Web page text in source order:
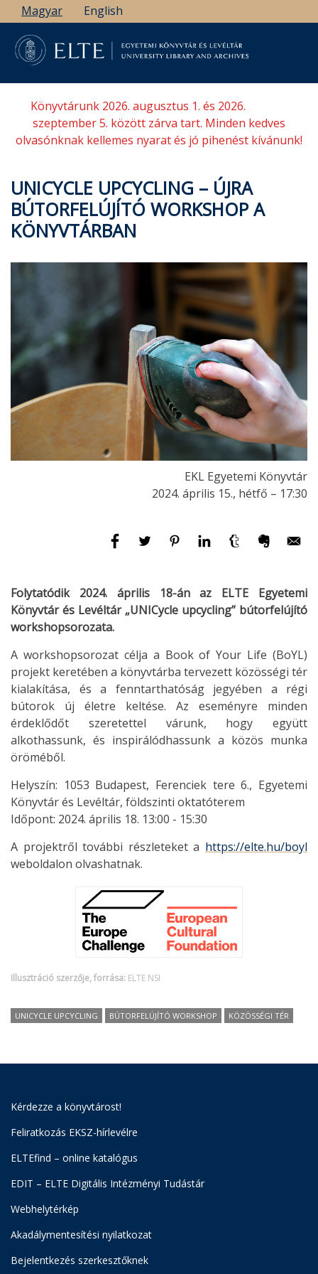
Ugrás
a
tartalomra
Magyar English
Könyvtárunk 2026. augusztus 1. és 2026.
szeptember 5. között zárva tart. Minden kedves
olvasónknak kellemes nyarat és jó pihenést kívánunk!
UNICYCLE UPCYCLING – ÚJRA
BÚTORFELÚJÍTÓ WORKSHOP A
KÖNYVTÁRBAN
EKL Egyetemi Könyvtár
2024. április 15., hétfő – 17:30
Folytatódik 2024. április 18-án az ELTE Egyetemi
Könyvtár és Levéltár „UNICycle upcycling” bútorfelújító
workshopsorozata.
A workshopsorozat célja a Book of Your Life (BoYL)
projekt keretében a könyvtárba tervezett közösségi tér
kialakítása, és a fenntarthatóság jegyében a régi
bútorok új életre keltése. Az eseményre minden
érdeklődőt szeretettel várunk, hogy együtt
alkothassunk, és inspirálódhassunk a közös munka
öröméből.
Helyszín: 1053 Budapest, Ferenciek tere 6., Egyetemi
Könyvtár és Levéltár, földszinti oktatóterem
Időpont: 2024. április 18. 13:00 - 15:30
A projektről további részleteket a https://elte.hu/boyl
weboldalon olvashatnak.
Illusztráció szerzője, forrása: ELTE NSI
UNICYCLE UPCYCLING BÚTORFELÚJÍTÓ WORKSHOP KÖZÖSSÉGI TÉR
Kérdezze a könyvtárost!
Feliratkozás EKSZ-hírlevélre
ELTEfind – online katalógus
EDIT – ELTE Digitális Intézményi Tudástár
Webhelytérkép
Akadálymentesítési nyilatkozat
Bejelentkezés szerkesztőknek